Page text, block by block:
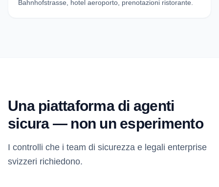
Bahnhofstrasse, hotel aeroporto, prenotazioni ristorante.
Una piattaforma di agenti
sicura — non un esperimento
I controlli che i team di sicurezza e legali enterprise
svizzeri richiedono.